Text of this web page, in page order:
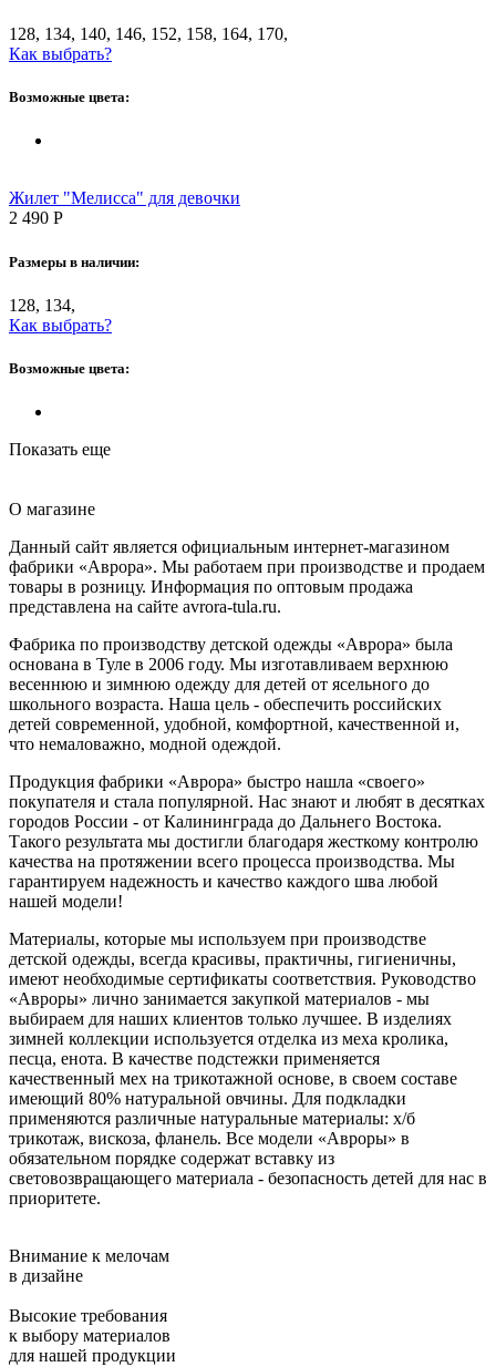
128, 134, 140, 146, 152, 158, 164, 170,
Как выбрать?
Возможные цвета:
Жилет "Мелисса" для девочки
2 490 Р
Размеры в наличии:
128, 134,
Как выбрать?
Возможные цвета:
Показать еще
О магазине
Данный сайт является официальным интернет-магазином
фабрики «Аврора». Мы работаем при производстве и продаем
товары в розницу. Информация по оптовым продажа
представлена на сайте avrora-tula.ru.
Фабрика по производству детской одежды «Аврора» была
основана в Туле в 2006 году. Мы изготавливаем верхнюю
весеннюю и зимнюю одежду для детей от ясельного до
школьного возраста. Наша цель - обеспечить российских
детей современной, удобной, комфортной, качественной и,
что немаловажно, модной одеждой.
Продукция фабрики «Аврора» быстро нашла «своего»
покупателя и стала популярной. Нас знают и любят в десятках
городов России - от Калининграда до Дальнего Востока.
Такого результата мы достигли благодаря жесткому контролю
качества на протяжении всего процесса производства. Мы
гарантируем надежность и качество каждого шва любой
нашей модели!
Материалы, которые мы используем при производстве
детской одежды, всегда красивы, практичны, гигиеничны,
имеют необходимые сертификаты соответствия. Руководство
«Авроры» лично занимается закупкой материалов - мы
выбираем для наших клиентов только лучшее. В изделиях
зимней коллекции используется отделка из меха кролика,
песца, енота. В качестве подстежки применяется
качественный мех на трикотажной основе, в своем составе
имеющий 80% натуральной овчины. Для подкладки
применяются различные натуральные материалы: х/б
трикотаж, вискоза, фланель. Все модели «Авроры» в
обязательном порядке содержат вставку из
световозвращающего материала - безопасность детей для нас в
приоритете.
Внимание к мелочам
в дизайне
Высокие требования
к выбору материалов
для нашей продукции